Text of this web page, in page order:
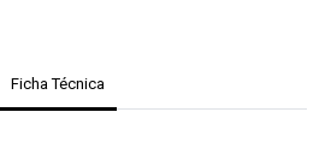
Ficha Técnica